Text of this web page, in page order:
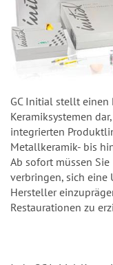
GC Initial stellt einen
Keramiksystemen
integrierten
Metallkeramik- bis
Ab sofort müssen
verbringen, sich eine
Hersteller
Restaurationen zu